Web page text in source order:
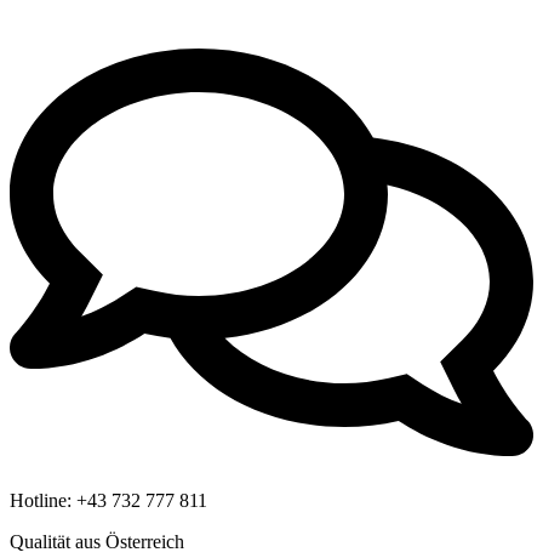
Hotline: +43 732 777 811
Qualität aus Österreich